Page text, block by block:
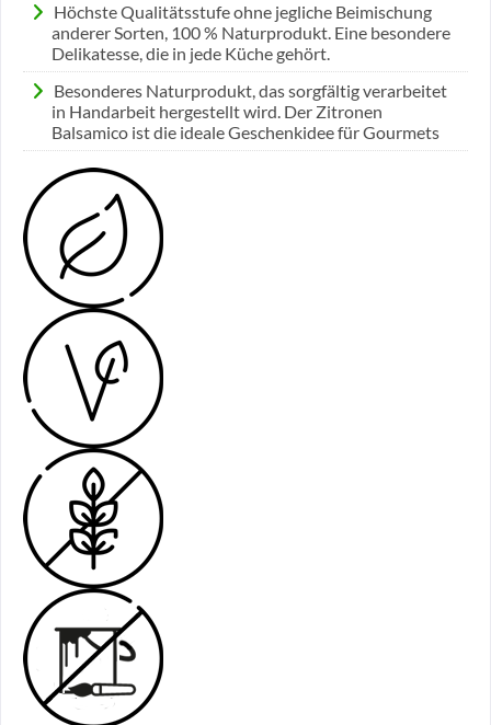
Höchste Qualitätsstufe ohne jegliche Beimischung
anderer Sorten, 100 % Naturprodukt. Eine besondere
Delikatesse, die in jede Küche gehört.
Besonderes Naturprodukt, das sorgfältig verarbeitet
in Handarbeit hergestellt wird. Der Zitronen
Balsamico ist die ideale Geschenkidee für Gourmets